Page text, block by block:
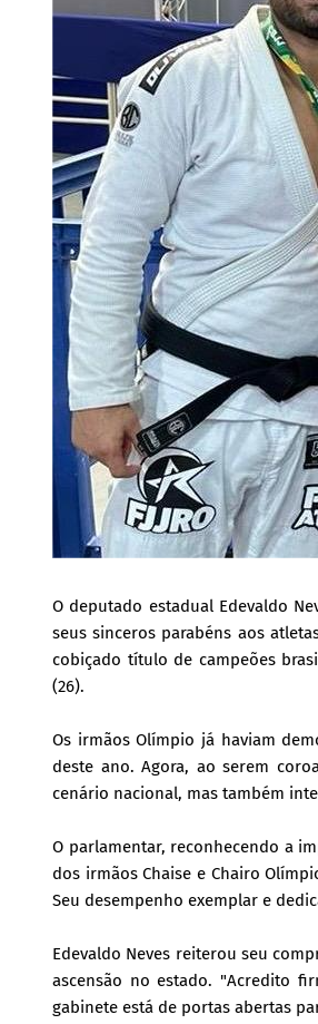
O deputado estadual Edevaldo
seus sinceros parabéns aos
cobiçado título de campeões
(26).
Os irmãos Olímpio já haviam
deste ano. Agora, ao serem
cenário nacional, mas também
O parlamentar, reconhecendo a
dos irmãos Chaise e Chairo
Seu desempenho exemplar e
Edevaldo Neves reiterou seu
ascensão no estado. "Acredito
gabinete está de portas abertas